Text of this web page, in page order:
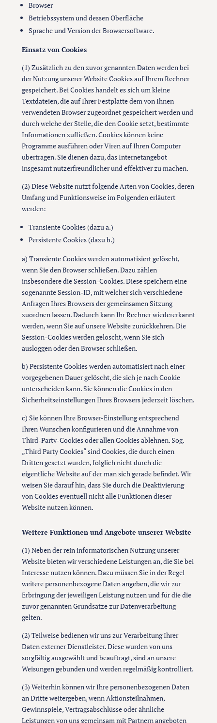
Browser
Betriebssystem und dessen Oberfläche
Sprache und Version der Browsersoftware.
Einsatz von Cookies
(1) Zusätzlich zu den zuvor genannten Daten werden bei
der Nutzung unserer Website Cookies auf Ihrem Rechner
gespeichert. Bei Cookies handelt es sich um kleine
Textdateien, die auf Ihrer Festplatte dem von Ihnen
verwendeten Browser zugeordnet gespeichert werden und
durch welche der Stelle, die den Cookie setzt, bestimmte
Informationen zufließen. Cookies können keine
Programme ausführen oder Viren auf Ihren Computer
übertragen. Sie dienen dazu, das Internetangebot
insgesamt nutzerfreundlicher und effektiver zu machen.
(2) Diese Website nutzt folgende Arten von Cookies, deren
Umfang und Funktionsweise im Folgenden erläutert
werden:
Transiente Cookies (dazu a.)
Persistente Cookies (dazu b.)
a) Transiente Cookies werden automatisiert gelöscht,
wenn Sie den Browser schließen. Dazu zählen
insbesondere die Session-Cookies. Diese speichern eine
sogenannte Session-ID, mit welcher sich verschiedene
Anfragen Ihres Browsers der gemeinsamen Sitzung
zuordnen lassen. Dadurch kann Ihr Rechner wiedererkannt
werden, wenn Sie auf unsere Website zurückkehren. Die
Session-Cookies werden gelöscht, wenn Sie sich
ausloggen oder den Browser schließen.
b) Persistente Cookies werden automatisiert nach einer
vorgegebenen Dauer gelöscht, die sich je nach Cookie
unterscheiden kann. Sie können die Cookies in den
Sicherheitseinstellungen Ihres Browsers jederzeit löschen.
c) Sie können Ihre Browser-Einstellung entsprechend
Ihren Wünschen konfigurieren und die Annahme von
Third-Party-Cookies oder allen Cookies ablehnen. Sog.
„Third Party Cookies“ sind Cookies, die durch einen
Dritten gesetzt wurden, folglich nicht durch die
eigentliche Website auf der man sich gerade befindet. Wir
weisen Sie darauf hin, dass Sie durch die Deaktivierung
von Cookies eventuell nicht alle Funktionen dieser
Website nutzen können.
Weitere Funktionen und Angebote unserer Website
(1) Neben der rein informatorischen Nutzung unserer
Website bieten wir verschiedene Leistungen an, die Sie bei
Interesse nutzen können. Dazu müssen Sie in der Regel
weitere personenbezogene Daten angeben, die wir zur
Erbringung der jeweiligen Leistung nutzen und für die die
zuvor genannten Grundsätze zur Datenverarbeitung
gelten.
(2) Teilweise bedienen wir uns zur Verarbeitung Ihrer
Daten externer Dienstleister. Diese wurden von uns
sorgfältig ausgewählt und beauftragt, sind an unsere
Weisungen gebunden und werden regelmäßig kontrolliert.
(3) Weiterhin können wir Ihre personenbezogenen Daten
an Dritte weitergeben, wenn Aktionsteilnahmen,
Gewinnspiele, Vertragsabschlüsse oder ähnliche
Leistungen von uns gemeinsam mit Partnern angeboten